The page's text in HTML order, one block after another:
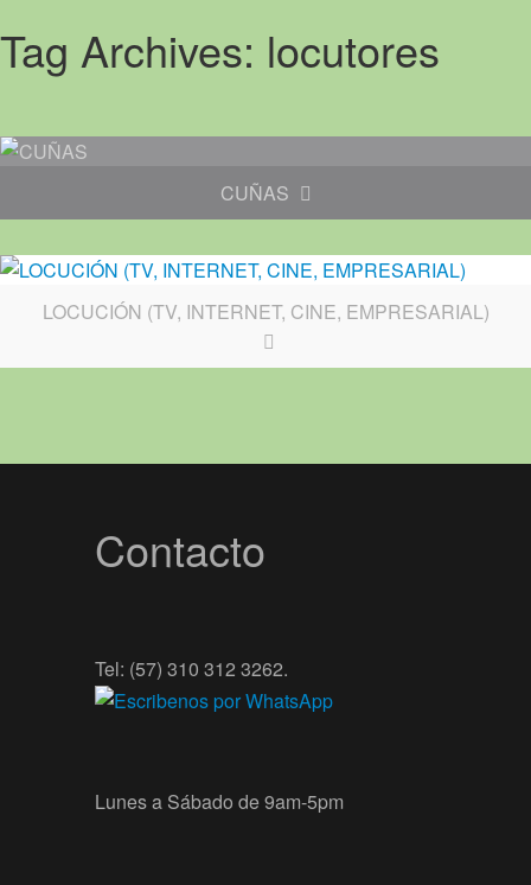
Tag Archives: locutores
CUÑAS
LOCUCIÓN (TV, INTERNET, CINE, EMPRESARIAL)
Contacto
Tel: (57) 310 312 3262.
Lunes a Sábado de 9am-5pm